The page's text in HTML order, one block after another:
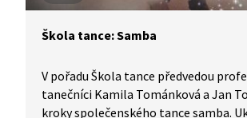
Škola tance: Samba
V pořadu Škola tance předvedou
tanečníci Kamila Tománková a Jan
kroky společenského tance samba.